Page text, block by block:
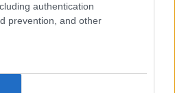
authentication
prevention, and other